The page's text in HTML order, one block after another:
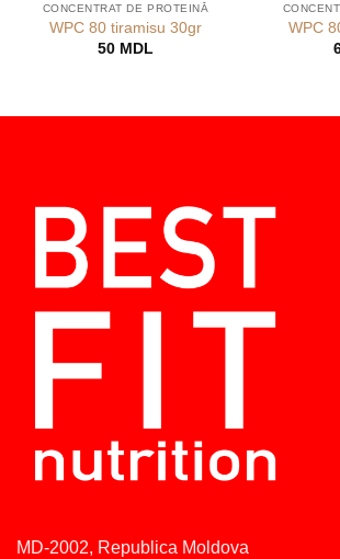
CONCENTRAT DE PROTEINĂ
WPC 80 tiramisu 30gr
50 MDL
WPC
MD-2002, Republica Moldova